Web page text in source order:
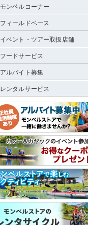
モンベルコーナー
フィールドベース
イベント・ツアー取扱店舗
フードサービス
アルバイト募集
レンタルサービス